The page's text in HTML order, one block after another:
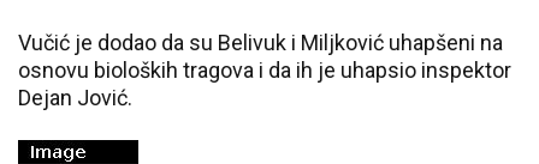
Vučić je dodao da su Belivuk i Miljković uhapšeni na
osnovu bioloških tragova i da ih je uhapsio inspektor
Dejan Jović.